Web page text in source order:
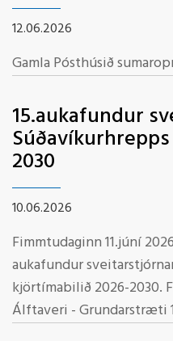
12.06.2026
Gamla Pósthúsið
15.aukafundur
2030
10.06.2026
Fimmtudaginn 11.júní
aukafundur
kjörtímabilið 2026-2030.
Álftaveri - Grundarstræti